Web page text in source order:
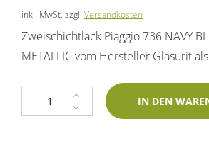
inkl. MwSt. zzgl. Versandkosten
Zweischichtlack Piaggio 736 NAVY
METALLIC vom Hersteller Glasurit
Lackstift Piaggio 736 Navy Blue Mica
IN DEN